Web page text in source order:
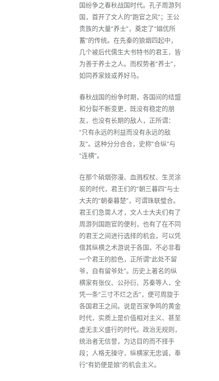
国纷争之春秋战国时代。孔子周游列
国，首开了文人的“跑官之风”；王公
贵族的大量“养士”，奠定了“娼优所
蓄”的传统。在先秦的狼烟四起中，
几个被后代儒生大书特书的君王，皆
为善于养士之人。而权势者“养士”，
如同养家妓或养好马。
春秋战国的纷争时期，各国间的结盟
和分裂不断变更，既没有稳定的朋
友，也没有长期的敌人，正所谓：
“只有永远的利益而没有永远的敌
友”。这种分分合合，史称“合纵”与
“连横”。
在那个硝烟弥漫、血溅权杖、生灵涂
炭的时代，君王们的“朝三暮四”与士
大夫的“朝秦暮楚”，可谓珠联璧合。
君王们急需人才，文人士大夫们有了
周游列国跑官的便利，也有了在不同
的君王之间进行选择的机会，可以凭
借其纵横之术游说于各国，不必非看
一个君王的脸色，正所谓“此处不留
爷，自有留爷处”。历史上著名的纵
横家有张仪、公孙衍、苏秦等人，全
凭一条“三寸不烂之舌”，便可周旋于
各国君王之间。说是百家争鸣的黄金
时代，实质上是价值相对主义、甚至
虚无主义盛行的时代。政治无规则，
统治者无信誉，为达目的而不择手
段；人格无操守，纵横家无忠诚，奉
行“有奶便是娘”的机会主义。